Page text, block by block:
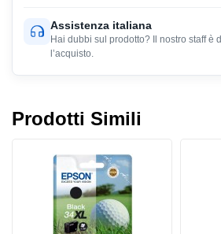
Assistenza italiana
Hai dubbi sul prodotto? Il nostro staff è
l’acquisto.
Prodotti Simili